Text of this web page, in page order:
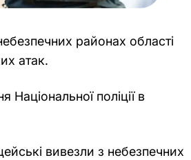
районах області
атак.
Національної поліції в
вивезли з небезпечних